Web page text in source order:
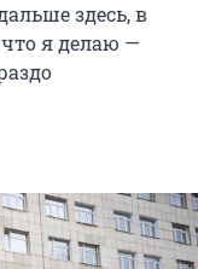
здесь, в
что я делаю —